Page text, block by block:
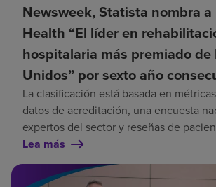
Newsweek, Statista nombra a
Health “El líder en
hospitalaria más premiado de
Unidos” por sexto año
La clasificación está basada en
datos de acreditación, una encuesta
expertos del sector y reseñas de
Lea más